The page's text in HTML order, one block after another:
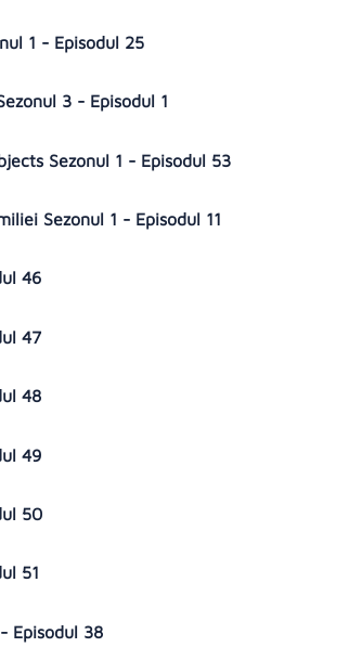
1 - Episodul 25
3 - Episodul 1
Sezonul 1 - Episodul 53
Sezonul 1 - Episodul 11
46
47
48
49
50
51
Episodul 38